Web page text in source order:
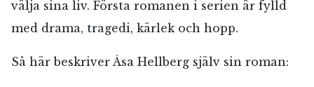
välja sina liv. Första romanen i serien är fylld
med drama, tragedi, kärlek och hopp.
Så här beskriver Åsa Hellberg själv sin roman: